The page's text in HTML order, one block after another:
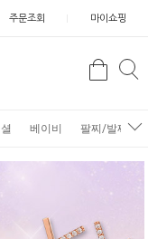
주문조회 마이쇼핑
검
베이비 팔찌/발찌